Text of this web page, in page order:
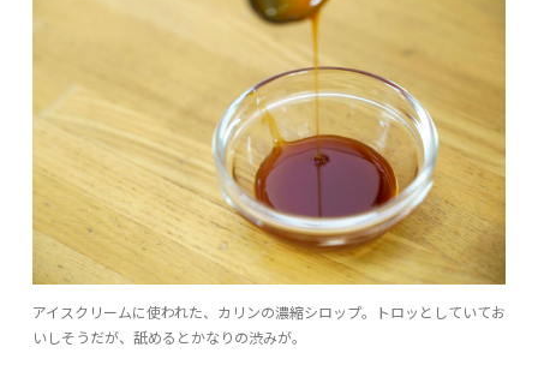
アイスクリームに使われた、カリンの濃縮シロップ。トロッとしていてお
いしそうだが、舐めるとかなりの渋みが。